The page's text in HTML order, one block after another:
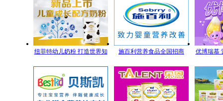
纽菲特幼儿奶粉 打造世界知
质！
施百利营养食品全国招商 优博瑞慕